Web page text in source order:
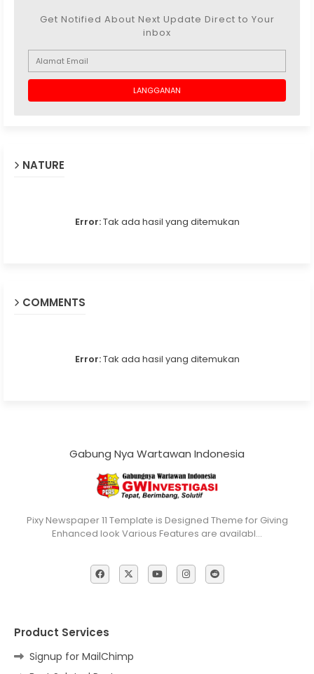
Get Notified About Next Update Direct to Your
inbox
NATURE
Error:Tak ada hasil yang ditemukan
COMMENTS
Error:Tak ada hasil yang ditemukan
Gabung Nya Wartawan Indonesia
Pixy Newspaper 11 Template is Designed Theme for Giving
Enhanced look Various Features are availabl…
Product Services
Signup for MailChimp